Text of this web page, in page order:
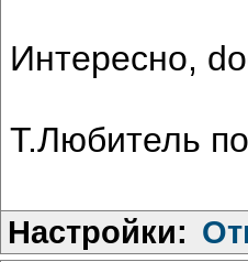
Интересно,
Т.Любитель
Настройки: